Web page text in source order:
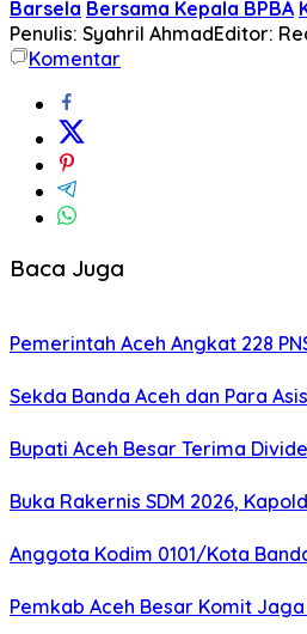
Barsela Bersama Kepala BPBA
Penulis: Syahril AhmadEditor:
Komentar
Baca Juga
Pemerintah Aceh Angkat 228
Sekda Banda Aceh dan Para
Bupati Aceh Besar Terima
Buka Rakernis SDM 2026,
Anggota Kodim 0101/Kota
Pemkab Aceh Besar Komit